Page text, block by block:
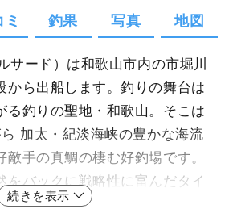
ミ 釣果 写真 地図
サード）は和歌山市内の市堀川
から出船します。釣りの舞台は
る釣りの聖地・和歌山。そこは
加太・紀淡海峡の豊かな海流
手の真鯛の棲む好釣場です。
をバックに戦略性に富んだタイ
します。ぜひお気軽にご利用く
続きを表示